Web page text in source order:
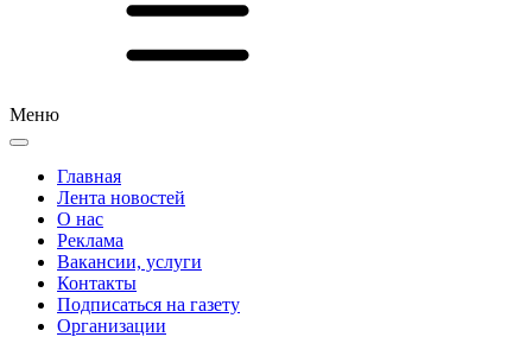
Меню
Главная
Лента новостей
О нас
Реклама
Вакансии, услуги
Контакты
Подписаться на газету
Организации